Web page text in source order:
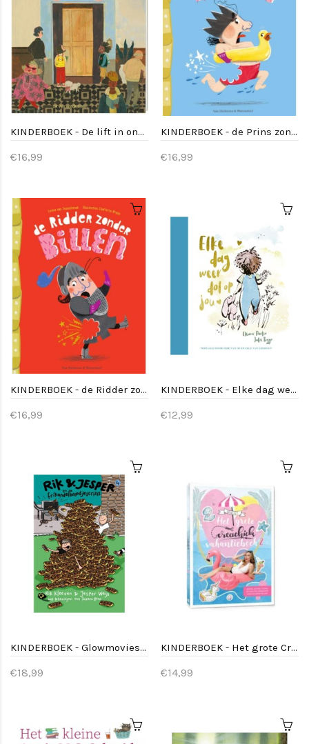
KINDERBOEK - De lift in onze flat
€16,99
KINDERBOEK - de Prins zonder billen - 3jr+
€16,99
KINDERBOEK - de Ridder zonder billen - 3jr+
€16,99
KINDERBOEK - Elke dag weer dol op jou
€12,99
KINDERBOEK - Glowmovies 4 - Rik en Jesper en de frikandelbroodjescrisis
€18,99
KINDERBOEK - Het grote CreaChick vakantieboek 2
€14,99